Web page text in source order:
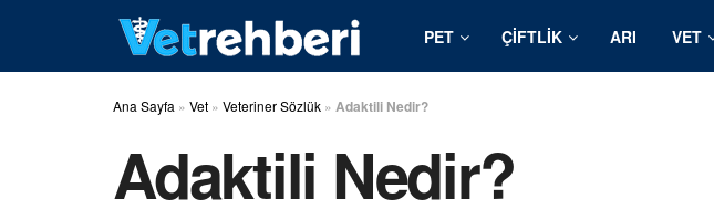
PET ÇIFTLIK ARI VET
Ana Sayfa » Vet » Veteriner Sözlük » Adaktili Nedir?
Adaktili Nedir?